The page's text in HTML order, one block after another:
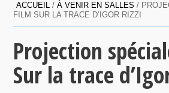
ACCUEIL /À VENIR EN SALLES /
FILM SUR LA TRACE D’IGOR RIZZI
Projection
Sur la trace